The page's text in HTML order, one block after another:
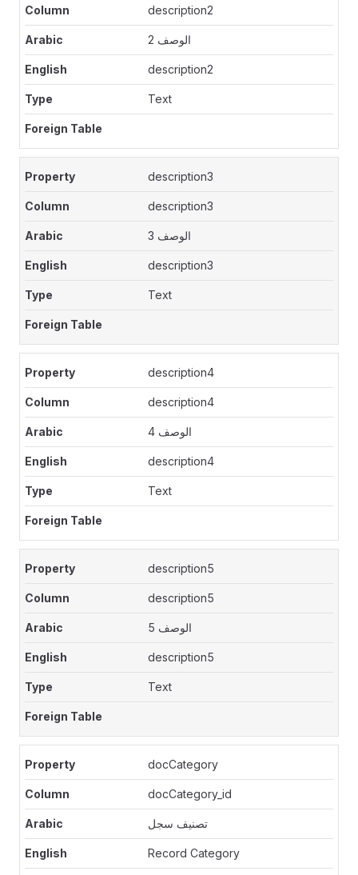
description2
الوصف 2
description2
Text
description3
description3
الوصف 3
description3
Text
description4
description4
الوصف 4
description4
Text
description5
description5
الوصف 5
description5
Text
docCategory
docCategory_id
تصنيف سجل
Record Category